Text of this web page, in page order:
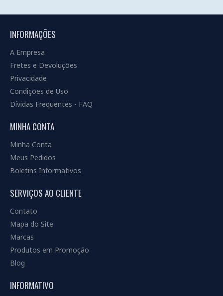
INFORMAÇÕES
A Empresa
Fretes e Devoluções
Privacidade
Condições de Uso
Dívidas Frequentes - FAQ
MINHA CONTA
Minha Conta
Meus Pedidos
Boletins Informativos
SERVIÇOS AO CLIENTE
Contato
Mapa do Site
Marcas
Produtos em Promoção
Blog
INFORMATIVO